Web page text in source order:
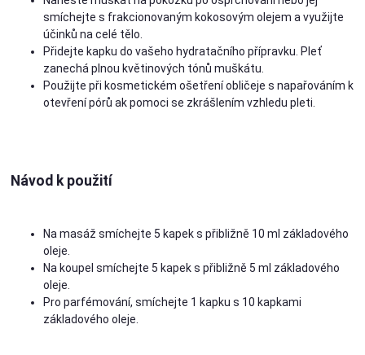
smíchejte s frakcionovaným kokosovým olejem a využijte
účinků na celé tělo.
Přidejte kapku do vašeho hydratačního přípravku. Pleť
zanechá plnou květinových tónů muškátu.
Použijte při kosmetickém ošetření obličeje s napařováním k
otevření pórů ak pomoci se zkrášlením vzhledu pleti.
Návod k použití
Na masáž smíchejte 5 kapek s přibližně 10 ml základového
oleje.
Na koupel smíchejte 5 kapek s přibližně 5 ml základového
oleje.
Pro parfémování, smíchejte 1 kapku s 10 kapkami
základového oleje.